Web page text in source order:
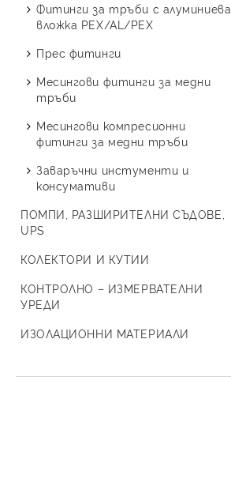
Термопомпи Crystal OPAL
Термопомпи Crystal ONYX
Термопомпи Thermolux
Единичен сплит LG
Моноблок LG
Термопомпи HYUNDAI
Единичен сплит HYUNDAI
Термопомпи Bosch
изолациярезба
резба
Холендрови кранове
Спирателни и шибърни
Смукатели
Поцинковани фитинги
Месингова водопроводна
арматура
Смесители
Фитинги за тръби с алуминиева
вложка PEX/AL/PEX
Прес фитинги
Месингови фитинги за медни
тръби
Месингови компресионни
фитинги за медни тръби
Заваръчни инстументи и
консумативи
ПОМПИ, РАЗШИРИТЕЛНИ СЪДОВЕ,
UPS
Циркулационни помпи и UPS
Разширителни съдове
отворена система
затворена система
КОЛЕКТОРИ И КУТИИ
Колектори
Кутии
КОНТРОЛНО – ИЗМЕРВАТЕЛНИ
УРЕДИ
Предпазни уреди
ИЗОЛАЦИОННИ МАТЕРИАЛИ